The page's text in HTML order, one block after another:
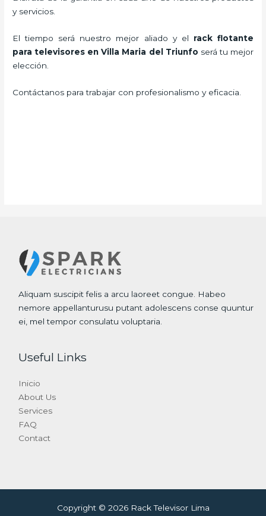
y servicios.
El tiempo será nuestro mejor aliado y el rack flotante
para televisores en Villa Maria del Triunfo será tu mejor
elección.
Contáctanos para trabajar con profesionalismo y eficacia.
Aliquam suscipit felis a arcu laoreet congue. Habeo
nemore appellanturusu putant adolescens conse quuntur
ei, mel tempor consulatu voluptaria.
Useful Links
Inicio
About Us
Services
FAQ
Contact
Copyright © 2026 Rack Televisor Lima